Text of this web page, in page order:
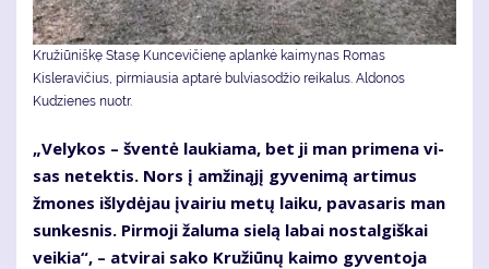
Kružiūniškę Stasę Kuncevičienę aplankė kaimynas Romas
Kisleravičius, pirmiausia aptarė bulviasodžio reikalus. Aldonos
Kudzienes nuotr.
„Ve­ly­kos – šven­tė lau­kia­ma, bet ji man pri­me­na vi­
sas ne­tek­tis. Nors į am­ži­ną­jį gy­ve­ni­mą ar­ti­mus
žmo­nes iš­ly­dė­jau įvai­riu me­tų lai­ku, pa­va­sa­ris man
sun­kes­nis. Pir­mo­ji ža­lu­ma sie­lą la­bai nos­tal­giš­kai
vei­kia“, – at­vi­rai sa­ko Kru­žiū­nų kai­mo gy­ven­to­ja